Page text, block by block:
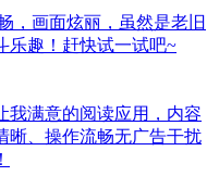
，画面炫丽，虽然是老旧
乐趣！赶快试一试吧~
我满意的阅读应用，内容
晰、操作流畅无广告干扰